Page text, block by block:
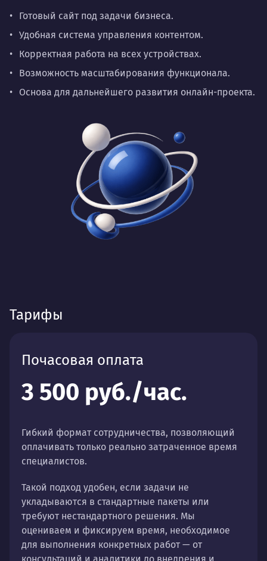
Готовый сайт под задачи бизнеса.
Удобная система управления контентом.
Корректная работа на всех устройствах.
Возможность масштабирования функционала.
Основа для дальнейшего развития онлайн-проекта.
Тарифы
Почасовая оплата
3 500 руб./час.
Гибкий формат сотрудничества, позволяющий
оплачивать только реально затраченное время
специалистов.
Такой подход удобен, если задачи не
укладываются в стандартные пакеты или
требуют нестандартного решения. Мы
оцениваем и фиксируем время, необходимое
для выполнения конкретных работ — от